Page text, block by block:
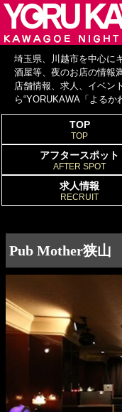
埼玉県、川越市を中心に
酒屋等、夜のお店の情報
店舗情報、求人、イベン
ら“YORUKAWA「よるか
TOP
TOP
アフタースポット
AFTER SPOT
求人情報
RECRUIT
Pub Mother狭山